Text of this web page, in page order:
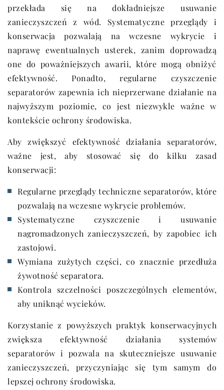
przekłada się na dokładniejsze usuwanie
zanieczyszczeń z wód. Systematyczne przeglądy i
konserwacja pozwalają na wczesne wykrycie i
naprawę ewentualnych usterek, zanim doprowadzą
one do poważniejszych awarii, które mogą obniżyć
efektywność. Ponadto, regularne czyszczenie
separatorów zapewnia ich nieprzerwane działanie na
najwyższym poziomie, co jest niezwykle ważne w
kontekście ochrony środowiska.
Aby zwiększyć efektywność działania separatorów,
ważne jest, aby stosować się do kilku zasad
konserwacji:
Regularne przeglądy techniczne separatorów, które
pozwalają na wczesne wykrycie problemów.
Systematyczne czyszczenie i usuwanie
nagromadzonych zanieczyszczeń, by zapobiec ich
zastojowi.
Wymiana zużytych części, co znacznie przedłuża
żywotność separatora.
Kontrola szczelności poszczególnych elementów,
aby uniknąć wycieków.
Korzystanie z powyższych praktyk konserwacyjnych
zwiększa efektywność działania systemów
separatorów i pozwala na skuteczniejsze usuwanie
zanieczyszczeń, przyczyniając się tym samym do
lepszej ochrony środowiska.